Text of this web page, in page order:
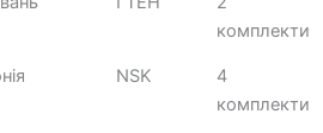
комплекти
NSK
4
комплекти